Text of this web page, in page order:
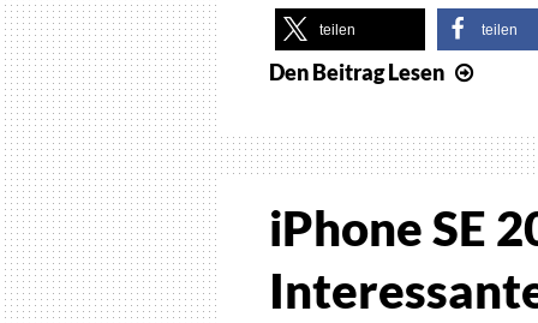
teilen teilen
Den BeitragLesen
den
iPhone SE